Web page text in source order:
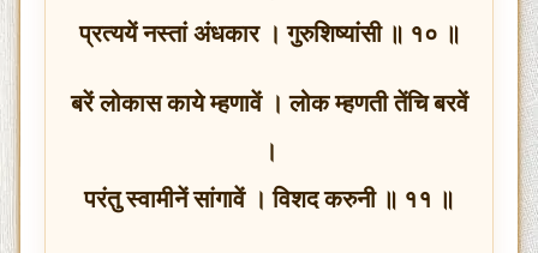
प्रत्ययें नस्तां अंधकार । गुरुशिष्यांसी ॥ १० ॥
बरें लोकास काये म्हणावें । लोक म्हणती तेंचि बरवें
।
परंतु स्वामीनें सांगावें । विशद करुनी ॥ ११ ॥